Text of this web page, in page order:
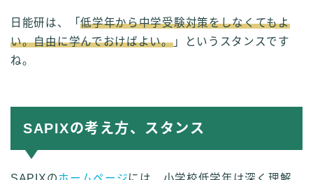
日能研は、「低学年から中学受験対策をしなくてもよ
い。自由に学んでおけばよい。」というスタンスです
ね。
SAPIXの考え方、スタンス